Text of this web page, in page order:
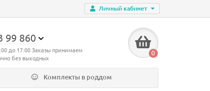
Личный кабинет
99 860
до 17:00 Заказы принимаем
без выходных
0
Комплекты в роддом